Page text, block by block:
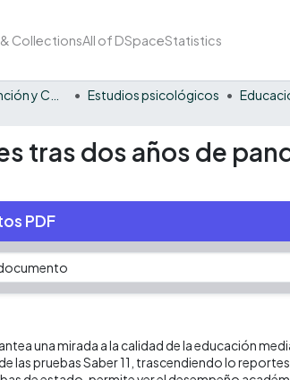
CollectionsAll of DSpaceStatistics
Estudios psicológicos
tras dos años de
PDF
una mirada a la calidad de la educación
las pruebas Saber 11, trascendiendo lo